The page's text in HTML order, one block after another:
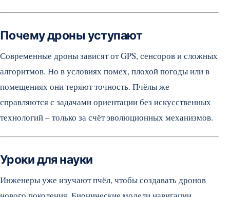
Почему дроны уступают
Современные дроны зависят от GPS, сенсоров и сложных
алгоритмов. Но в условиях помех, плохой погоды или в
помещениях они теряют точность. Пчёлы же
справляются с задачами ориентации без искусственных
технологий – только за счёт эволюционных механизмов.
Уроки для науки
Инженеры уже изучают пчёл, чтобы создавать дронов